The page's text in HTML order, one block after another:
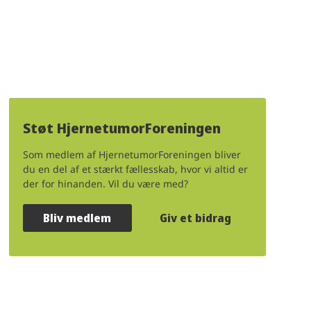
Støt HjernetumorForeningen
Som medlem af HjernetumorForeningen bliver
du en del af et stærkt fællesskab, hvor vi altid er
der for hinanden. Vil du være med?
Bliv medlem Giv et bidrag